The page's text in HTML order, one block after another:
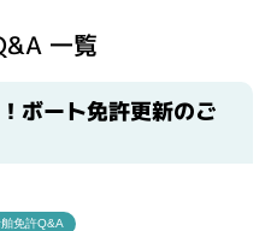
一覧
ボート免許更新のご
免許Q&A